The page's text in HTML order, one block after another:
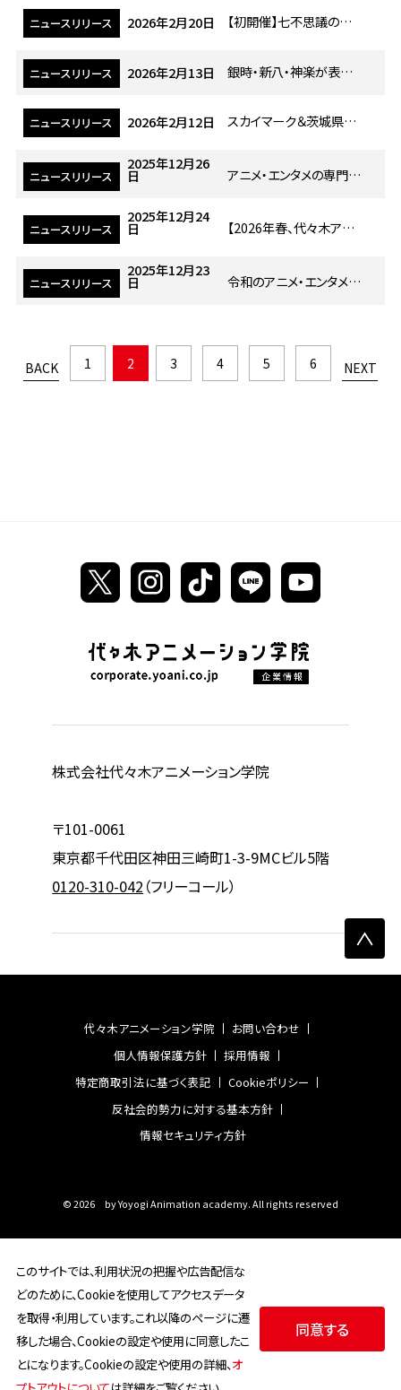
ニュースリリース 2026年2月20日 【初開催】七不思議の世界を体感する「七つの体験」オープンキャンパス 代アニ×TVアニメ『地縛少年花子くん２』コラボオープンキャンパス開催
ニュースリリース 2026年2月13日 銀時・新八・神楽が表紙に登場！代々木アニメーション学院、映画『新劇場版 銀魂 -吉原大炎上-』コラボ入学案内書「YOANIまるわかりBOOK」を発刊
ニュースリリース 2026年2月12日 スカイマーク＆茨城県の魅力発信プロモーションに貢献！産学連携プロジェクトとして学生制作イラストを提供
ニュースリリース
2025年12月26
日 アニメ・エンタメの専門校代々木アニメーション学院 声優・俳優を目指す学生がプロダクションへの直接所属に挑む独自オーディション『ドラフトオーディション2025』ドキュメンタリー動画を公開
ニュースリリース
2025年12月24
日 【2026年春、代々木アニメーション学院 広島校が新校舎に拡張移転・リニューアル】生徒数増加を受けて、教育環境の充実化！
ニュースリリース
2025年12月23
日 令和のアニメ・エンタメ好きを徹底調査！2026年1月期放送開始の注目アニメは『葬送のフリーレン』8割以上の学生が「推しがいる」と回答
BACK 1 2 3 4 5 6 NEXT
株式会社代々木アニメーション学院
〒101-0061
東京都千代田区神田三崎町1-3-9MCビル5階
0120-310-042 （フリーコール）
© 2026 by Yoyogi Animation academy. All rights reserved
代々木アニメーション学院
お問い合わせ
個人情報保護方針
採用情報
特定商取引法に基づく表記
Cookieポリシー
反社会的勢力に対する基本方針
情報セキュリティ方針
このサイトでは、利用状況の把握や広告配信な
どのために、Cookieを使用してアクセスデータ
を取得・利用しています。これ以降のページに遷
移した場合、Cookieの設定や使用に同意したこ
とになります。Cookieの設定や使用の詳細、オ
同意する